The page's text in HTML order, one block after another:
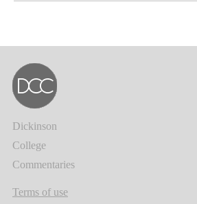
Dickinson
College
Commentaries
Terms of use